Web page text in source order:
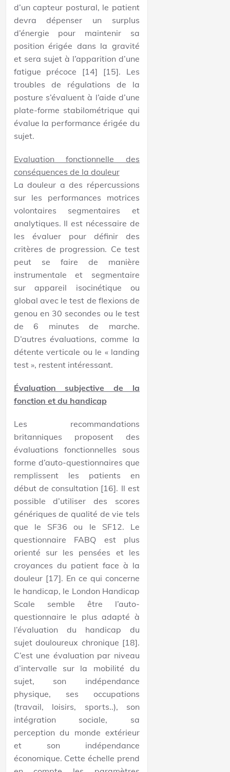
d’un capteur postural, le patient
devra dépenser un surplus
d’énergie pour maintenir sa
position érigée dans la gravité
et sera sujet à l’apparition d’une
fatigue précoce [14] [15]. Les
troubles de régulations de la
posture s’évaluent à l’aide d’une
plate-forme stabilométrique qui
évalue la performance érigée du
sujet.
Evaluation fonctionnelle des
conséquences de la douleur
La douleur a des répercussions
sur les performances motrices
volontaires segmentaires et
analytiques. Il est nécessaire de
les évaluer pour définir des
critères de progression. Ce test
peut se faire de manière
instrumentale et segmentaire
sur appareil isocinétique ou
global avec le test de flexions de
genou en 30 secondes ou le test
de 6 minutes de marche.
D’autres évaluations, comme la
détente verticale ou le « landing
test », restent intéressant.
Évaluation subjective de la
fonction et du handicap
Les recommandations
britanniques proposent des
évaluations fonctionnelles sous
forme d’auto-questionnaires que
remplissent les patients en
début de consultation [16]. Il est
possible d’utiliser des scores
génériques de qualité de vie tels
que le SF36 ou le SF12. Le
questionnaire FABQ est plus
orienté sur les pensées et les
croyances du patient face à la
douleur [17]. En ce qui concerne
le handicap, le London Handicap
Scale semble être l’auto-
questionnaire le plus adapté à
l’évaluation du handicap du
sujet douloureux chronique [18].
C’est une évaluation par niveau
d’intervalle sur la mobilité du
sujet, son indépendance
physique, ses occupations
(travail, loisirs, sports..), son
intégration sociale, sa
perception du monde extérieur
et son indépendance
économique. Cette échelle prend